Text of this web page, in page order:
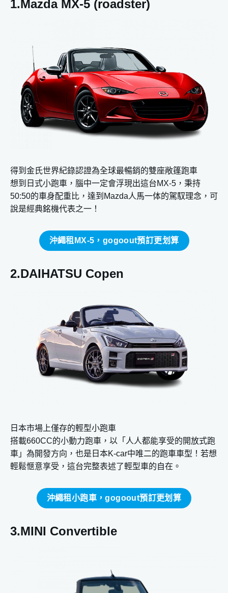
1.Mazda MX-5 (roadster)
得到金氏世界紀錄認證為全球最暢銷的雙座敞篷跑車
想到日式小跑車，腦中一定會浮現出這台MX-5，秉持
50:50的車身配重比，達到Mazda人馬一体的駕馭理念，可
說是經典銘機代表之一！
沖繩租MX-5，gogoout預訂更划算
2.DAIHATSU Copen
日本市場上僅存的輕型小跑車
搭載660CC的小動力跑車，以「人人都能享受的開放式跑
車」為開發方向，也是日本K-car中唯二的跑車車型！若想
輕鬆愜意享受，這台完整表述了輕型車的自在。
沖繩租小跑車，gogoout預訂更划算
3.MINI Convertible